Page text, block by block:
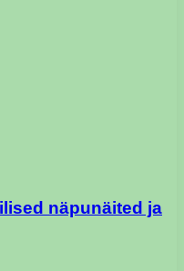
näpunäited ja